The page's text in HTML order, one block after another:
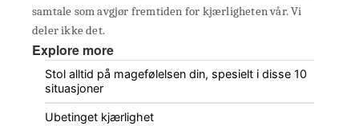
samtale som avgjør fremtiden for kjærligheten vår. Vi
deler ikke det.
Explore more
Stol alltid på magefølelsen din, spesielt i disse 10
situasjoner
Ubetinget kjærlighet